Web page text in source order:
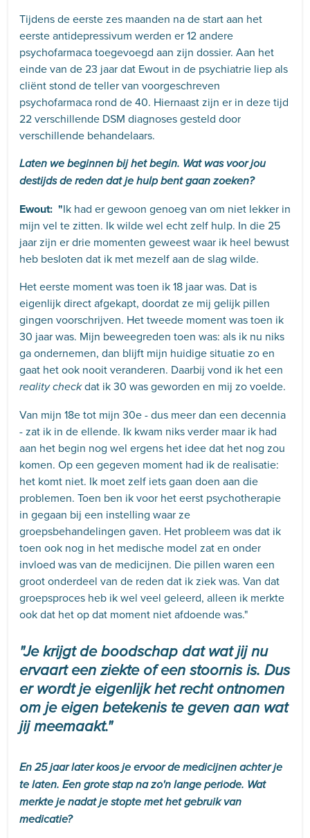
Tijdens de eerste zes maanden na de start aan het
eerste antidepressivum werden er 12 andere
psychofarmaca toegevoegd aan zijn dossier. Aan het
einde van de 23 jaar dat Ewout in de psychiatrie liep als
cliënt stond de teller van voorgeschreven
psychofarmaca rond de 40. Hiernaast zijn er in deze tijd
22 verschillende DSM diagnoses gesteld door
verschillende behandelaars.
Laten we beginnen bij het begin. Wat was voor jou
destijds de reden dat je hulp bent gaan zoeken?
Ewout: "Ik had er gewoon genoeg van om niet lekker in
mijn vel te zitten. Ik wilde wel echt zelf hulp. In die 25
jaar zijn er drie momenten geweest waar ik heel bewust
heb besloten dat ik met mezelf aan de slag wilde.
Het eerste moment was toen ik 18 jaar was. Dat is
eigenlijk direct afgekapt, doordat ze mij gelijk pillen
gingen voorschrijven. Het tweede moment was toen ik
30 jaar was. Mijn beweegreden toen was: als ik nu niks
ga ondernemen, dan blijft mijn huidige situatie zo en
gaat het ook nooit veranderen. Daarbij vond ik het een
reality checkdat ik 30 was geworden en mij zo voelde.
Van mijn 18e tot mijn 30e - dus meer dan een decennia
- zat ik in de ellende. Ik kwam niks verder maar ik had
aan het begin nog wel ergens het idee dat het nog zou
komen. Op een gegeven moment had ik de realisatie:
het komt niet. Ik moet zelf iets gaan doen aan die
problemen. Toen ben ik voor het eerst psychotherapie
in gegaan bij een instelling waar ze
groepsbehandelingen gaven. Het probleem was dat ik
toen ook nog in het medische model zat en onder
invloed was van de medicijnen. Die pillen waren een
groot onderdeel van de reden dat ik ziek was. Van dat
groepsproces heb ik wel veel geleerd, alleen ik merkte
ook dat het op dat moment niet afdoende was."
"Je krijgt de boodschap dat wat jij nu
ervaart een ziekte of een stoornis is. Dus
er wordt je eigenlijk het recht ontnomen
om je eigen betekenis te geven aan wat
jij meemaakt."
En 25 jaar later koos je ervoor de medicijnen achter je
te laten. Een grote stap na zo'n lange periode. Wat
merkte je nadat je stopte met het gebruik van
medicatie?